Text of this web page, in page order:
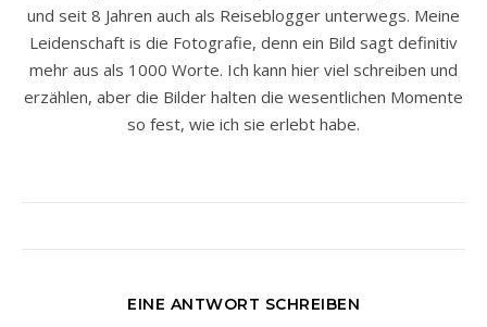
und seit 8 Jahren auch als Reiseblogger unterwegs. Meine
Leidenschaft is die Fotografie, denn ein Bild sagt definitiv
mehr aus als 1000 Worte. Ich kann hier viel schreiben und
erzählen, aber die Bilder halten die wesentlichen Momente
so fest, wie ich sie erlebt habe.
EINE ANTWORT SCHREIBEN